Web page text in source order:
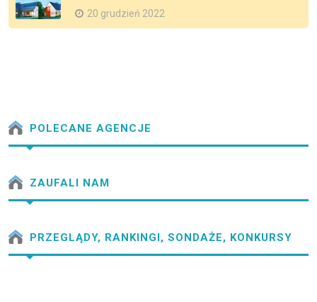
20 grudzień 2022
POLECANE AGENCJE
ZAUFALI NAM
PRZEGLĄDY, RANKINGI, SONDAŻE, KONKURSY